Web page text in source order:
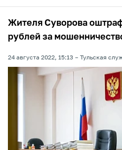
Жителя Суворова
рублей за
24 августа 2022, 15:13 Тульская